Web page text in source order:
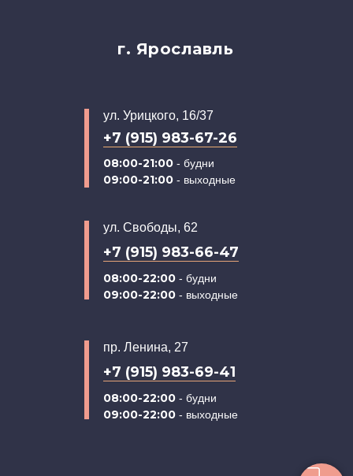
г. Ярославль
ул. Урицкого, 16/37
ул. Свободы, 62
08:00-22:00 - будни
09:00-22:00 - выходные
08:00-21:00 - будни
09:00-21:00 - выходные
+7 (915) 983-67-26
+7 (915) 983-66-47
пр. Ленина, 27
08:00-22:00 - будни
09:00-22:00 - выходные
+7 (915) 983-69-41